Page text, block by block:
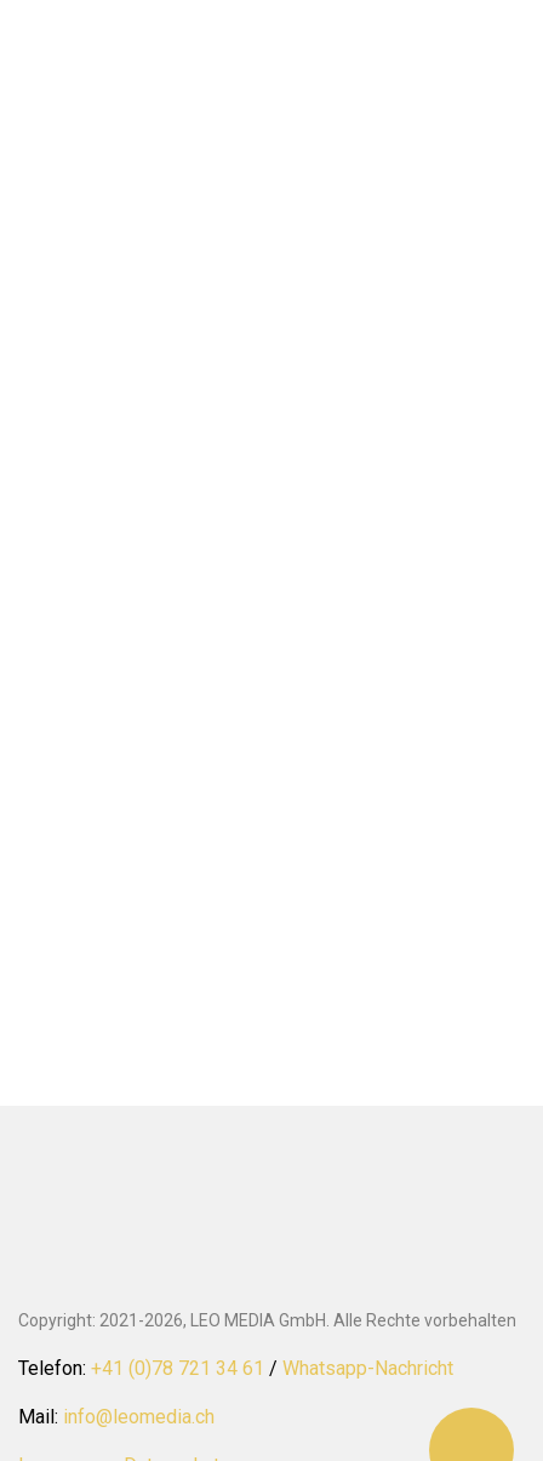
Copyright: 2021-2026, LEO MEDIA GmbH. Alle Rechte vorbehalten
Telefon: +41 (0)78 721 34 61 / Whatsapp-Nachricht
Mail: info@leomedia.ch